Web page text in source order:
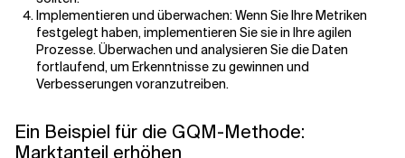
Implementieren und überwachen: Wenn Sie Ihre Metriken
festgelegt haben, implementieren Sie sie in Ihre agilen
Prozesse. Überwachen und analysieren Sie die Daten
fortlaufend, um Erkenntnisse zu gewinnen und
Verbesserungen voranzutreiben.
Ein Beispiel für die GQM-Methode:
Marktanteil erhöhen